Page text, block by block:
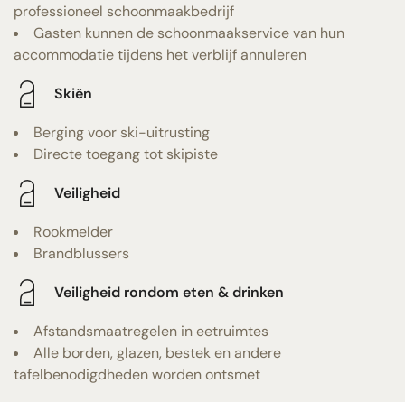
professioneel schoonmaakbedrijf
Gasten kunnen de schoonmaakservice van hun
accommodatie tijdens het verblijf annuleren
Skiën
Berging voor ski-uitrusting
Directe toegang tot skipiste
Veiligheid
Rookmelder
Brandblussers
Veiligheid rondom eten & drinken
Afstandsmaatregelen in eetruimtes
Alle borden, glazen, bestek en andere
tafelbenodigdheden worden ontsmet